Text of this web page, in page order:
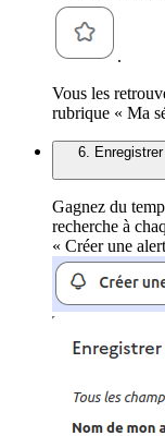
.
Vous les
rubrique « Ma
6.
Gagnez du
recherche à
« Créer une